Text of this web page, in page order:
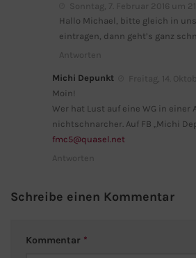
Sonntag, 7. Februar 2016 um
Hallo Michael, bitte gleich in
eintragen, dann geht’s ganz
Antworten
Michi Depunkt
Freitag, 14.
Moin!
Wer hat Lust auf eine WG in einer
nichtschnarcher. Auf FB „Michi
fmc5@quasel.net
Antworten
Schreibe einen Kommentar
Kommentar *